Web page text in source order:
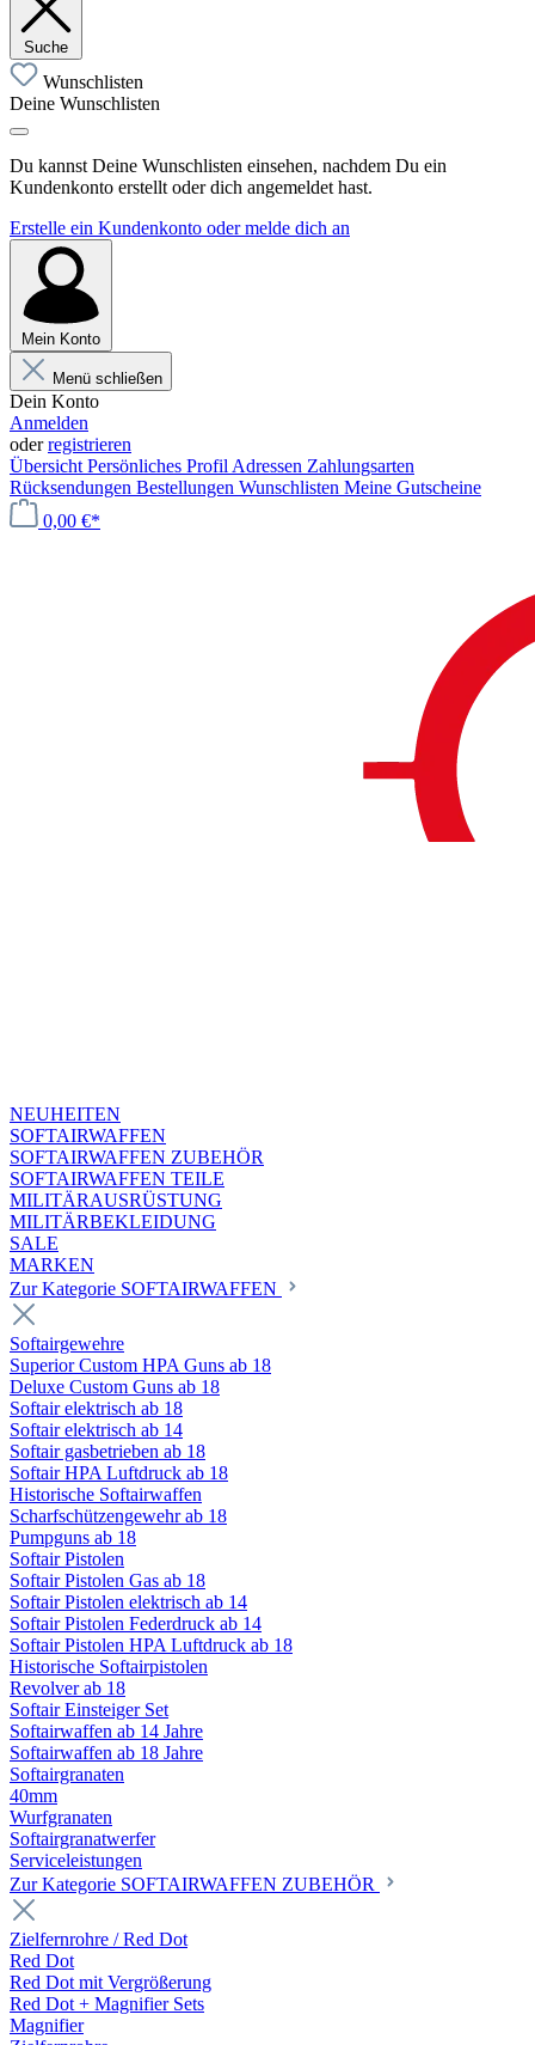
Suche
Wunschlisten
Deine Wunschlisten
Du kannst Deine Wunschlisten einsehen, nachdem Du ein
Kundenkonto erstellt oder dich angemeldet hast.
Erstelle ein Kundenkonto oder melde dich an
Mein Konto
Menü schließen
Dein Konto
Anmelden
oderregistrieren
Übersicht Persönliches Profil Adressen Zahlungsarten
Rücksendungen Bestellungen Wunschlisten Meine Gutscheine
0,00 €*
NEUHEITEN
SOFTAIRWAFFEN
SOFTAIRWAFFEN ZUBEHÖR
SOFTAIRWAFFEN TEILE
MILITÄRAUSRÜSTUNG
MILITÄRBEKLEIDUNG
SALE
MARKEN
Zur Kategorie SOFTAIRWAFFEN
Softairgewehre
Superior Custom HPA Guns ab 18
Deluxe Custom Guns ab 18
Softair elektrisch ab 18
Softair elektrisch ab 14
Softair gasbetrieben ab 18
Softair HPA Luftdruck ab 18
Historische Softairwaffen
Scharfschützengewehr ab 18
Pumpguns ab 18
Softair Pistolen
Softair Pistolen Gas ab 18
Softair Pistolen elektrisch ab 14
Softair Pistolen Federdruck ab 14
Softair Pistolen HPA Luftdruck ab 18
Historische Softairpistolen
Revolver ab 18
Softair Einsteiger Set
Softairwaffen ab 14 Jahre
Softairwaffen ab 18 Jahre
Softairgranaten
40mm
Wurfgranaten
Softairgranatwerfer
Serviceleistungen
Zur Kategorie SOFTAIRWAFFEN ZUBEHÖR
Zielfernrohre / Red Dot
Red Dot
Red Dot mit Vergrößerung
Red Dot + Magnifier Sets
Magnifier